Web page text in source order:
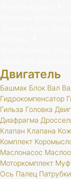
Двигатель
Башмак Блок Вал
Гидрокомпенсатор
Гильза Головка
Диафрагма
Клапан Клапана
Комплект
Маслонасос
Моторкомплект
Ось Палец Патрубки